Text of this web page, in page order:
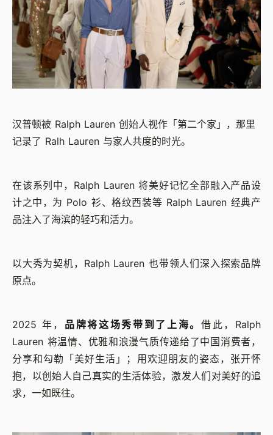
汉普顿被 Ralph Lauren 创始人视作「第二个家」，那里
记录了 Ralh Lauren 与家人共度的时光。
在该系列中，Ralph Lauren 将美好记忆全部融入产品设
计之中，为 Polo 衫、格纹西装等 Ralph Lauren 经典产
品注入了海滨的轻巧和活力。
以大秀为契机，Ralph Lauren 也带领人们深入探索品牌
原点。
2025 年， 品牌将这场秀带到了上海。 借此，Ralph
Lauren 将温情、优雅和浪漫气质传递给了中国消费者，
分享和勾勒「美好生活」；用欢迎朋友的姿态，张开怀
抱，以创始人自己真实的生活体验，激发人们对美好的追
求，一如既往。